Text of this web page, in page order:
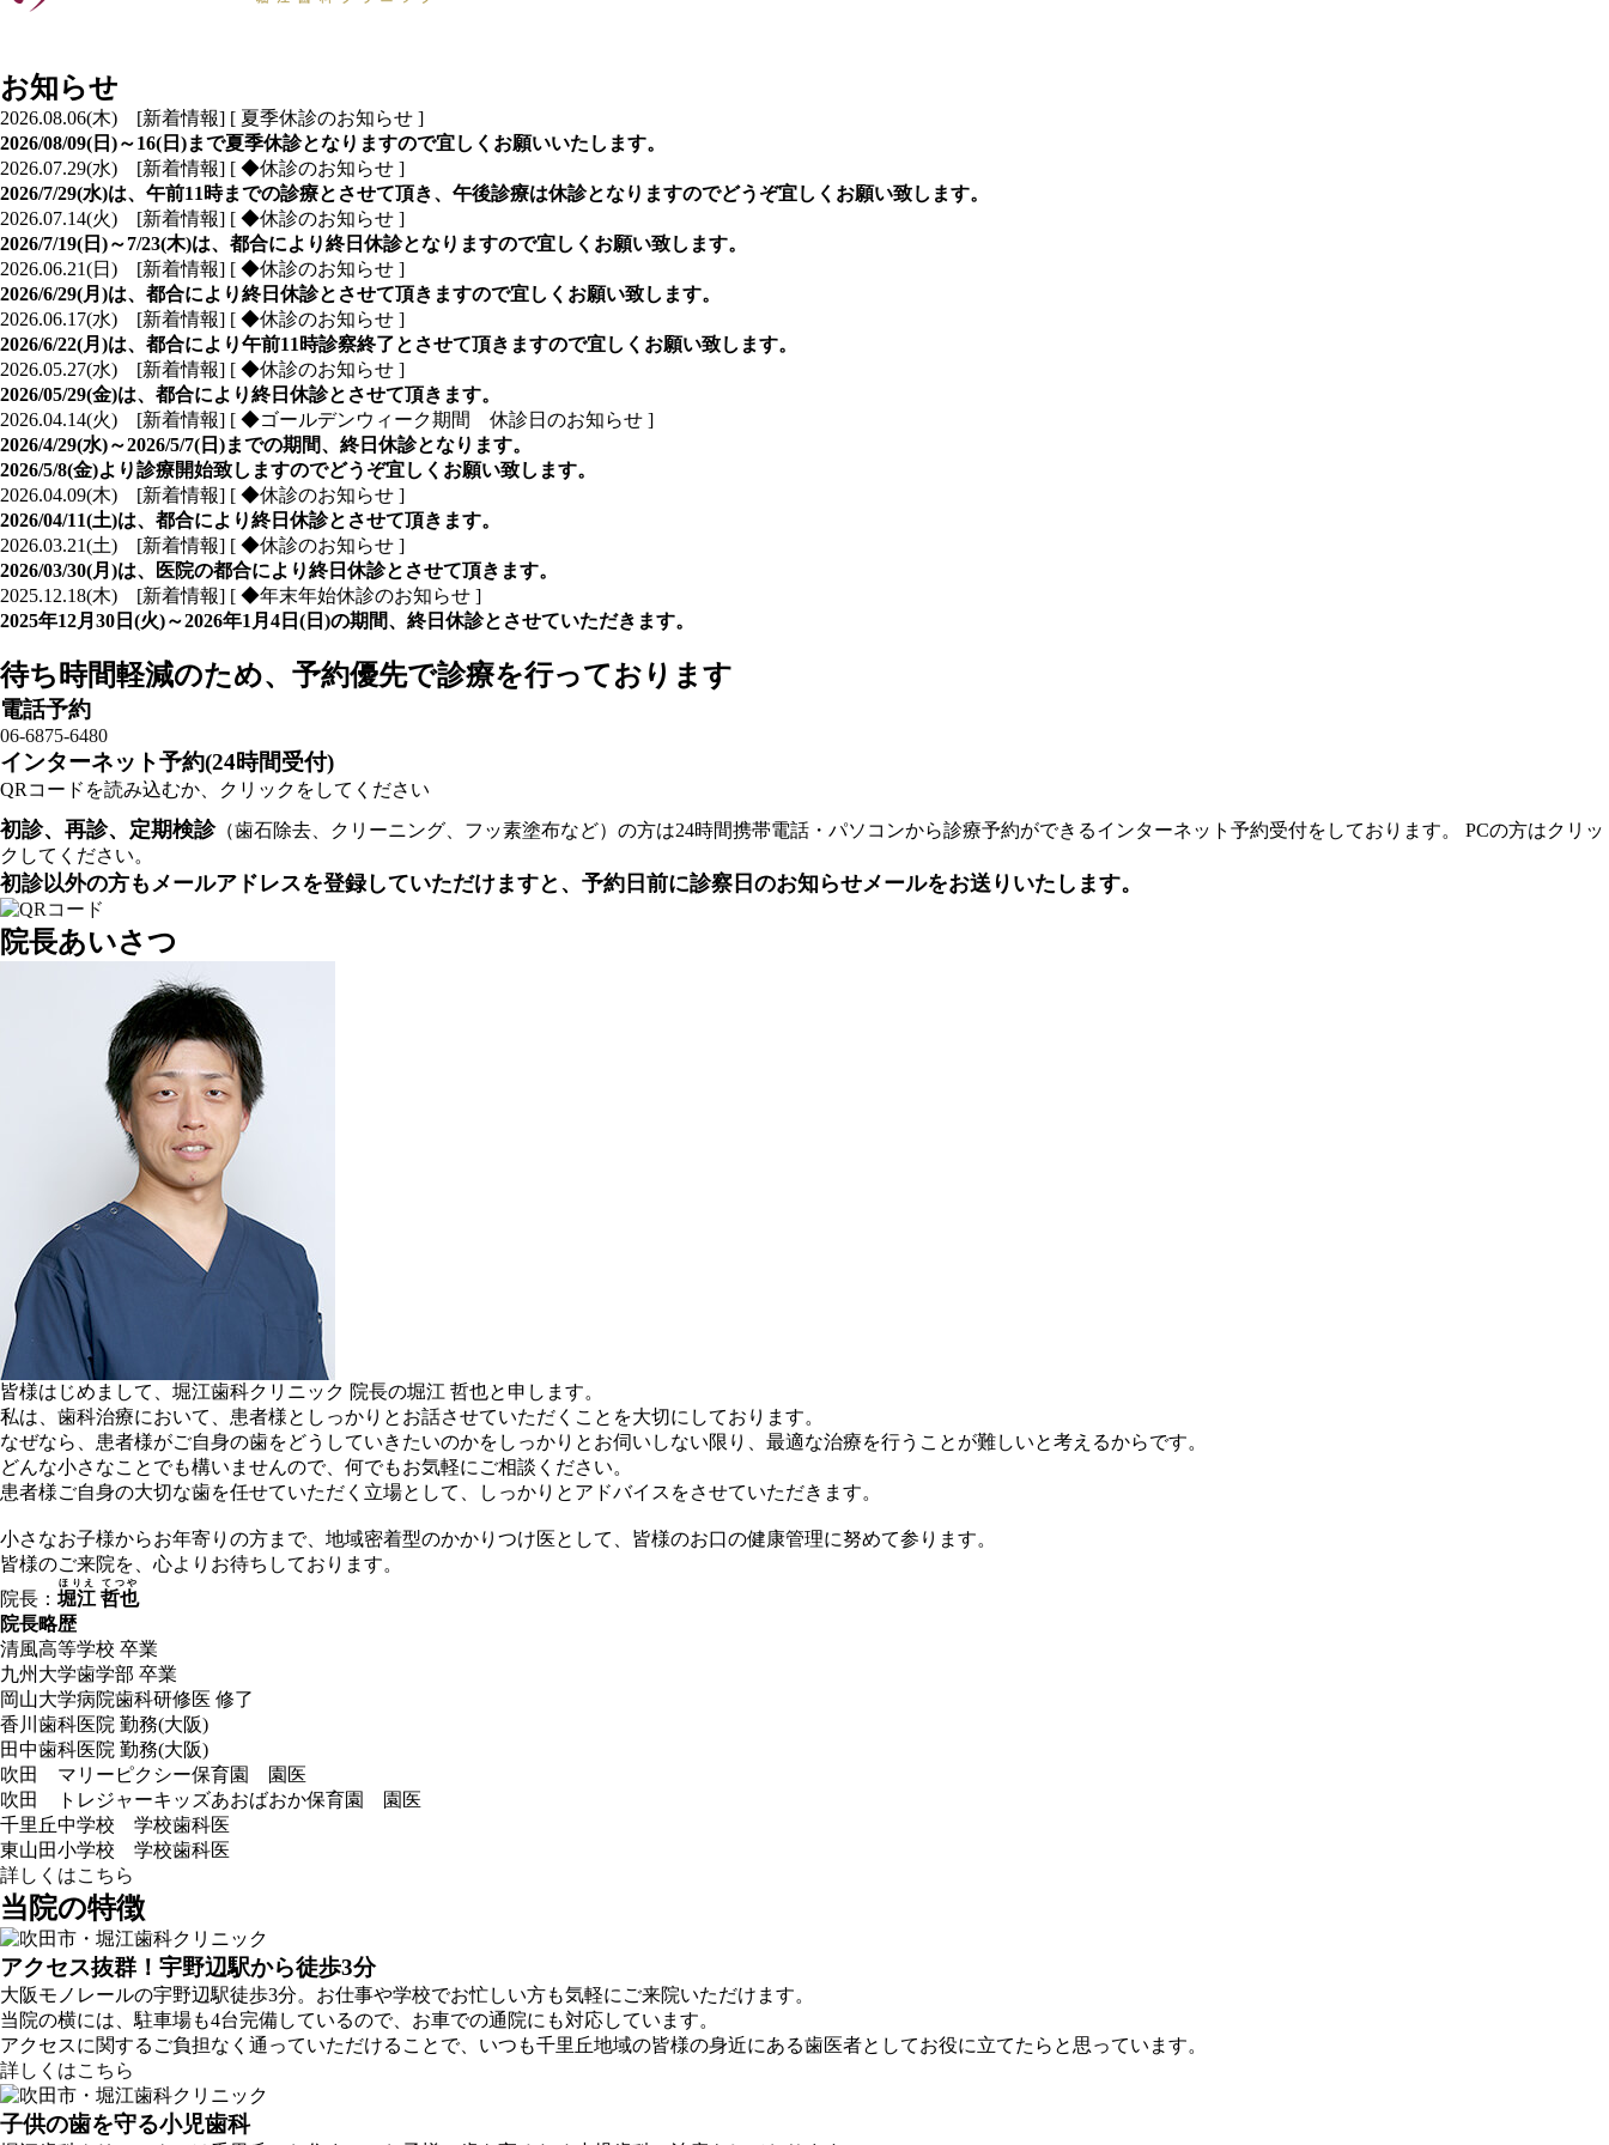
お知らせ
2026.08.06(木) [新着情報] [ 夏季休診のお知らせ ]
2026/08/09(日)～16(日)まで夏季休診となりますので宜しくお願いいたします。
2026.07.29(水) [新着情報] [ ◆休診のお知らせ ]
2026/7/29(水)は、午前11時までの診療とさせて頂き、午後診療は休診となりますのでどうぞ宜しくお願い致します。
2026.07.14(火) [新着情報] [ ◆休診のお知らせ ]
2026/7/19(日)～7/23(木)は、都合により終日休診となりますので宜しくお願い致します。
2026.06.21(日) [新着情報] [ ◆休診のお知らせ ]
2026/6/29(月)は、都合により終日休診とさせて頂きますので宜しくお願い致します。
2026.06.17(水) [新着情報] [ ◆休診のお知らせ ]
2026/6/22(月)は、都合により午前11時診察終了とさせて頂きますので宜しくお願い致します。
2026.05.27(水) [新着情報] [ ◆休診のお知らせ ]
2026/05/29(金)は、都合により終日休診とさせて頂きます。
2026.04.14(火) [新着情報] [ ◆ゴールデンウィーク期間 休診日のお知らせ ]
2026/4/29(水)～2026/5/7(日)までの期間、終日休診となります。
2026/5/8(金)より診療開始致しますのでどうぞ宜しくお願い致します。
2026.04.09(木) [新着情報] [ ◆休診のお知らせ ]
2026/04/11(土)は、都合により終日休診とさせて頂きます。
2026.03.21(土) [新着情報] [ ◆休診のお知らせ ]
2026/03/30(月)は、医院の都合により終日休診とさせて頂きます。
2025.12.18(木) [新着情報] [ ◆年末年始休診のお知らせ ]
2025年12月30日(火)～2026年1月4日(日)の期間、終日休診とさせていただきます。
待ち時間軽減のため、予約優先で診療を行っております
電話予約
06-6875-6480
インターネット予約(24時間受付)
QRコードを読み込むか、クリックをしてください
初診、再診、定期検診（歯石除去、クリーニング、フッ素塗布など）の方は24時間携帯電話・パソコンから診療予約ができるインターネット予約受付をしております。 PCの方はクリッ
クしてください。
初診以外の方もメールアドレスを登録していただけますと、予約日前に診察日のお知らせメールをお送りいたします。
院長あいさつ
皆様はじめまして、堀江歯科クリニック 院長の堀江 哲也と申します。
私は、歯科治療において、患者様としっかりとお話させていただくことを大切にしております。
なぜなら、患者様がご自身の歯をどうしていきたいのかをしっかりとお伺いしない限り、最適な治療を行うことが難しいと考えるからです。
どんな小さなことでも構いませんので、何でもお気軽にご相談ください。
患者様ご自身の大切な歯を任せていただく立場として、しっかりとアドバイスをさせていただきます。
小さなお子様からお年寄りの方まで、地域密着型のかかりつけ医として、皆様のお口の健康管理に努めて参ります。
皆様のご来院を、心よりお待ちしております。
院長： 堀江 哲也
ほりえ てつや
院長略歴
清風高等学校 卒業
九州大学歯学部 卒業
岡山大学病院歯科研修医 修了
香川歯科医院 勤務(大阪)
田中歯科医院 勤務(大阪)
吹田 マリーピクシー保育園 園医
吹田 トレジャーキッズあおばおか保育園 園医
千里丘中学校 学校歯科医
東山田小学校 学校歯科医
詳しくはこちら
当院の特徴
アクセス抜群！宇野辺駅から徒歩3分
大阪モノレールの宇野辺駅徒歩3分。お仕事や学校でお忙しい方も気軽にご来院いただけます。
当院の横には、駐車場も4台完備しているので、お車での通院にも対応しています。
アクセスに関するご負担なく通っていただけることで、いつも千里丘地域の皆様の身近にある歯医者としてお役に立てたらと思っています。
詳しくはこちら
子供の歯を守る小児歯科